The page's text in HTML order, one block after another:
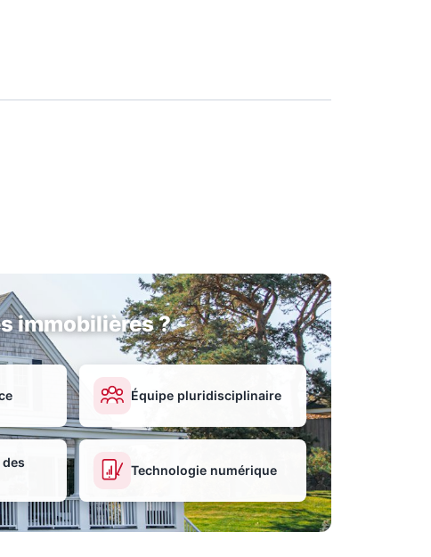
immobilières ?
Équipe pluridisciplinaire
Technologie numérique